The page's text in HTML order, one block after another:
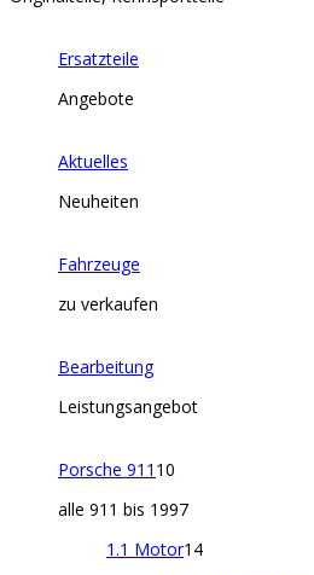
Ersatzteile
Angebote
Aktuelles
Neuheiten
Fahrzeuge
zu verkaufen
Bearbeitung
Leistungsangebot
Porsche 911 10
alle 911 bis 1997
1.1 Motor14